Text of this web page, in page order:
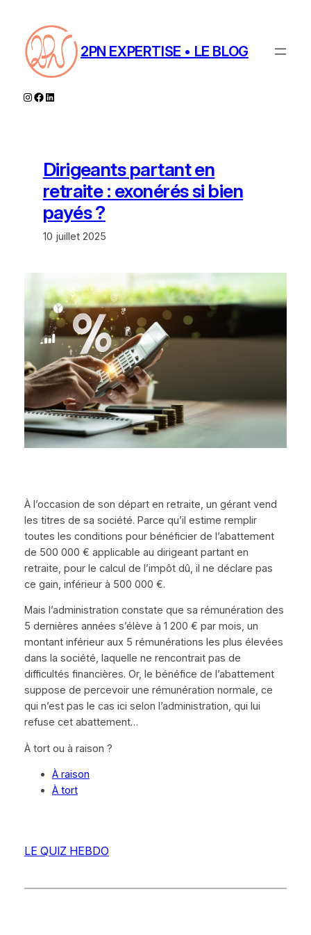
contenu
2PN EXPERTISE • LE BLOG
Instagram
Facebook
LinkedIn
Dirigeants partant en
retraite : exonérés si bien
payés ?
10 juillet 2025
À l’occasion de son départ en retraite, un gérant vend
les titres de sa société. Parce qu’il estime remplir
toutes les conditions pour bénéficier de l’abattement
de 500 000 € applicable au dirigeant partant en
retraite, pour le calcul de l’impôt dû, il ne déclare pas
ce gain, inférieur à 500 000 €.
Mais l’administration constate que sa rémunération des
5 dernières années s’élève à 1 200 € par mois, un
montant inférieur aux 5 rémunérations les plus élevées
dans la société, laquelle ne rencontrait pas de
difficultés financières. Or, le bénéfice de l’abattement
suppose de percevoir une rémunération normale, ce
qui n’est pas le cas ici selon l’administration, qui lui
refuse cet abattement…
À tort ou à raison ?
À raison
À tort
LE QUIZ HEBDO